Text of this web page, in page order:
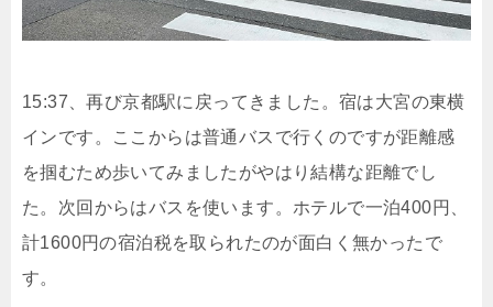
15:37、再び京都駅に戻ってきました。宿は大宮の東横
インです。ここからは普通バスで行くのですが距離感
を掴むため歩いてみましたがやはり結構な距離でし
た。次回からはバスを使います。ホテルで一泊400円、
計1600円の宿泊税を取られたのが面白く無かったで
す。